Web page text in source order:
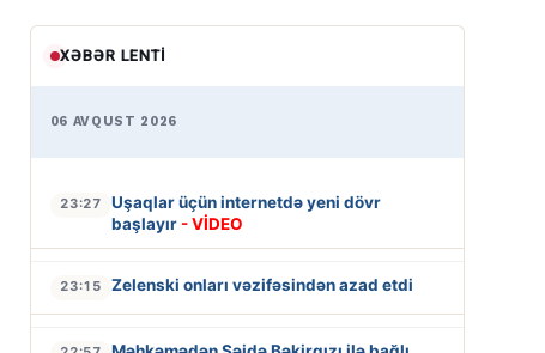
XƏBƏR LENTI
06 AVQUST 2026
23:27
Uşaqlar üçün internetdə yeni dövr
başlayır - VİDEO
23:15 Zelenski onları vəzifəsindən azad etdi